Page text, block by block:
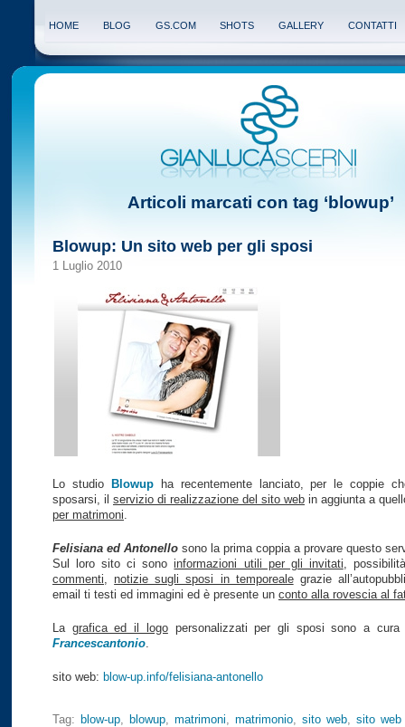
HOME BLOG GS.COM SHOTS GALLERY CONTATTI
Articoli marcati con tag ‘blowup’
Blowup: Un sito web per gli sposi
1 Luglio 2010
Lo studio Blowupha recentemente lanciato, per le coppie
sposarsi, il servizio di realizzazione del sito web in aggiunta a
per matrimoni
Felisiana ed Antonello sono la prima coppia a provare questo
Sul loro sito ci sonoinformazioni utili per gli invitati ,
commenti ,notizie sugli sposi in temporealegrazie
email ti testi ed immagini ed è presente un conto alla rovescia al
La grafica ed il logopersonalizzati per gli sposi sono a
Francescantonio
sito web: blow-up.info/felisiana-antonello
Tag: blow-up blowup matrimoni matrimonio sito web
sito web